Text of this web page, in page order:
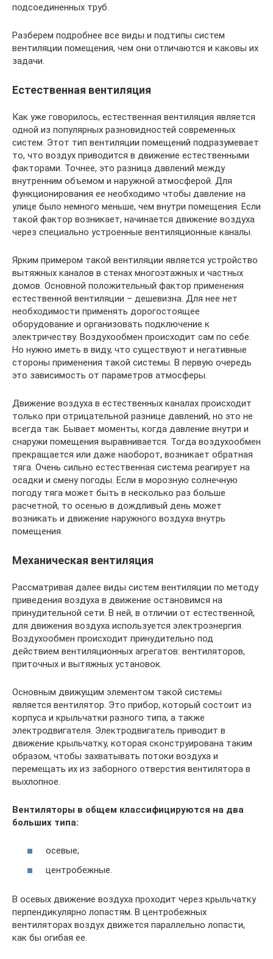
подсоединенных труб.
Разберем подробнее все виды и подтипы систем
вентиляции помещения, чем они отличаются и каковы их
задачи.
Естественная вентиляция
Как уже говорилось, естественная вентиляция является
одной из популярных разновидностей современных
систем. Этот тип вентиляции помещений подразумевает
то, что воздух приводится в движение естественными
факторами. Точнее, это разница давлений между
внутренним объемом и наружной атмосферой. Для
функционирования ее необходимо чтобы давление на
улице было немного меньше, чем внутри помещения. Если
такой фактор возникает, начинается движение воздуха
через специально устроенные вентиляционные каналы.
Ярким примером такой вентиляции является устройство
вытяжных каналов в стенах многоэтажных и частных
домов. Основной положительный фактор применения
естественной вентиляции – дешевизна. Для нее нет
необходимости применять дорогостоящее
оборудование и организовать подключение к
электричеству. Воздухообмен происходит сам по себе.
Но нужно иметь в виду, что существуют и негативные
стороны применения такой системы. В первую очередь
это зависимость от параметров атмосферы.
Движение воздуха в естественных каналах происходит
только при отрицательной разнице давлений, но это не
всегда так. Бывает моменты, когда давление внутри и
снаружи помещения выравнивается. Тогда воздухообмен
прекращается или даже наоборот, возникает обратная
тяга. Очень сильно естественная система реагирует на
осадки и смену погоды. Если в морозную солнечную
погоду тяга может быть в несколько раз больше
расчетной, то осенью в дождливый день может
возникать и движение наружного воздуха внутрь
помещения.
Механическая вентиляция
Рассматривая далее виды систем вентиляции по методу
приведения воздуха в движение остановимся на
принудительной сети. В ней, в отличии от естественной,
для движения воздуха используется электроэнергия.
Воздухообмен происходит принудительно под
действием вентиляционных агрегатов: вентиляторов,
приточных и вытяжных установок.
Основным движущим элементом такой системы
является вентилятор. Это прибор, который состоит из
корпуса и крыльчатки разного типа, а также
электродвигателя. Электродвигатель приводит в
движение крыльчатку, которая сконструирована таким
образом, чтобы захватывать потоки воздуха и
перемещать их из заборного отверстия вентилятора в
выхлопное.
Вентиляторы в общем классифицируются на два
больших типа:
осевые;
центробежные.
В осевых движение воздуха проходит через крыльчатку
перпендикулярно лопастям. В центробежных
вентиляторах воздух движется параллельно лопасти,
как бы огибая ее.